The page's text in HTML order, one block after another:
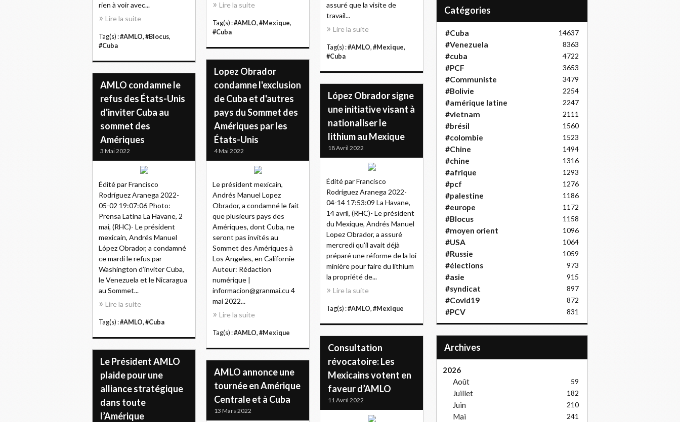
rien à voir avec...
Lire la suite
Tag(s) :#AMLO, #Blocus,
#Cuba
Lire la suite
Tag(s) :#AMLO, #Mexique,
#Cuba
assuré que la visite de
travail...
Lire la suite
Tag(s) :#AMLO, #Mexique,
#Cuba
Lopez Obrador
condamne l'exclusion
de Cuba et d'autres
pays du Sommet des
Amériques par les
États-Unis
4 Mai 2022
Le président mexicain,
Andrés Manuel Lopez
Obrador, a condamné le fait
que plusieurs pays des
Amériques, dont Cuba, ne
seront pas invités au
Sommet des Amériques à
Los Angeles, en Californie
Auteur: Rédaction
numérique |
informacion@granmai.cu 4
mai 2022...
Lire la suite
Tag(s) :#AMLO, #Mexique
AMLO condamne le
refus des États-Unis
d'inviter Cuba au
sommet des
Amériques
3 Mai 2022
Édité par Francisco
Rodríguez Aranega 2022-
05-02 19:07:06 Photo:
Prensa Latina La Havane, 2
mai, (RHC)- Le président
mexicain, Andrés Manuel
López Obrador, a condamné
ce mardi le refus par
Washington d’inviter Cuba,
le Venezuela et le Nicaragua
au Sommet...
Lire la suite
Tag(s) :#AMLO, #Cuba
López Obrador signe
une initiative visant à
nationaliser le
lithium au Mexique
18 Avril 2022
Édité par Francisco
Rodríguez Aranega 2022-
04-14 17:53:09 La Havane,
14 avril, (RHC)- Le président
du Mexique, Andrés Manuel
Lopez Obrador, a assuré
mercredi qu'il avait déjà
préparé une réforme de la loi
minière pour faire du lithium
la propriété de...
Lire la suite
Tag(s) :#AMLO, #Mexique
Consultation
révocatoire: Les
Mexicains votent en
faveur d’AMLO
11 Avril 2022
Le Président AMLO
plaide pour une
alliance stratégique
dans toute
l’Amérique
AMLO annonce une
tournée en Amérique
Centrale et à Cuba
13 Mars 2022
Catégories
#Cuba 14637
#Venezuela 8363
#cuba 4722
#PCF 3653
#Communiste 3479
#Bolivie 2254
#amérique latine 2247
#vietnam 2111
#brésil 1560
#colombie 1523
#Chine 1494
#chine 1316
#afrique 1293
#pcf 1276
#palestine 1186
#europe 1172
#Blocus 1158
#moyen orient 1096
#USA 1064
#Russie 1059
#élections 973
#asie 915
#syndicat 897
#Covid19 872
#PCV 831
Archives
2026
Août
59
Juillet 182
Juin 210
Mai 241